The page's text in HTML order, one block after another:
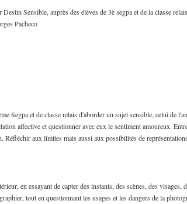
Sensible, auprès des élèves de 3è segpa et de la classe
Pacheco
Segpa et de classe relais d'aborder un sujet sensible, celui de
affective et questionner avec eux le sentiment amoureux.
Réfléchir aux limites mais aussi aux possibilités de représentations
en essayant de capter des instants, des scènes, des visages,
tout en questionnant les usages et les dangers de la